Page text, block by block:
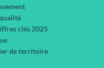
clés 2025
de territoire